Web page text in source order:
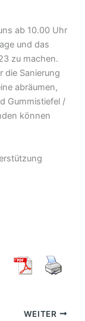
ab 10.00 Uhr
und das
zu machen.
die Sanierung
abräumen,
Gummistiefel /
können
WEITER